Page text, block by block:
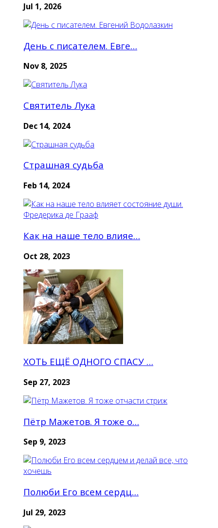
Jul 1, 2026
День с писателем. Евге…
Nov 8, 2025
Святитель Лука
Dec 14, 2024
Страшная судьба
Feb 14, 2024
Как на наше тело влияе…
Oct 28, 2023
ХОТЬ ЕЩЁ ОДНОГО СПАСУ …
Sep 27, 2023
Пётр Мажетов. Я тоже о…
Sep 9, 2023
Полюби Его всем сердц…
Jul 29, 2023